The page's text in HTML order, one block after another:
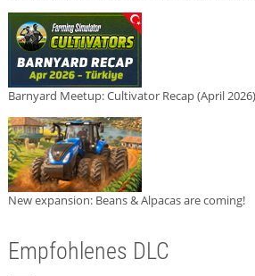
Barnyard Meetup: Cultivator Recap (April
New expansion: Beans & Alpacas are coming!
Empfohlenes DLC